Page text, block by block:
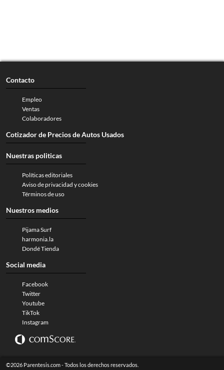
Contacto
Empleo
Ventas
Colaboradores
Cotizador de Precios de Autos Usados
Nuestras politicas
Políticas editoriales
Aviso de privacidad y cookies
Términos de uso
Nuestros medios
Pijama Surf
harmonia.la
Dondé Tienda
Social media
Facebook
Twitter
Youtube
TikTok
Instagram
©2026 Parentesis.com - Todos los derechos reservados.